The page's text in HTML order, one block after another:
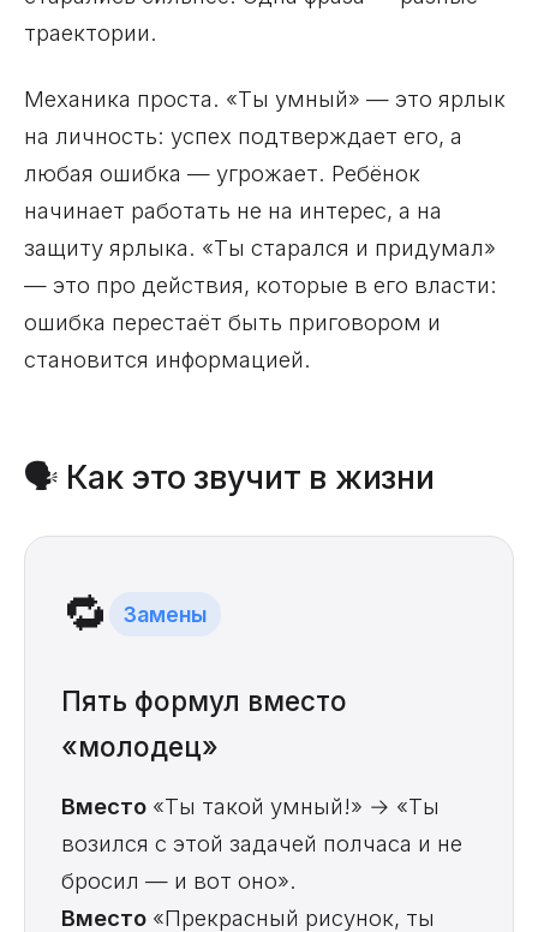
траектории.
Механика проста. «Ты умный» — это ярлык
на личность: успех подтверждает его, а
любая ошибка — угрожает. Ребёнок
начинает работать не на интерес, а на
защиту ярлыка. «Ты старался и придумал»
— это про действия, которые в его власти:
ошибка перестаёт быть приговором и
становится информацией.
🗣️ Как это звучит в жизни
🔁 Замены
Пять формул вместо
«молодец»
Вместо «Ты такой умный!» → «Ты
возился с этой задачей полчаса и не
бросил — и вот оно».
Вместо «Прекрасный рисунок, ты